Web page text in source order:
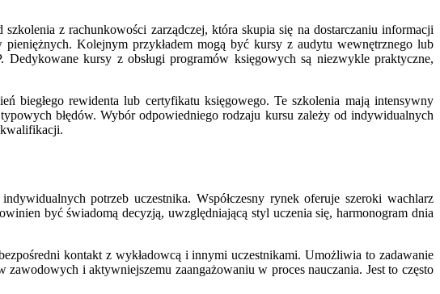
z rachunkowości zarządczej, która skupia się na dostarczaniu informacji
Kolejnym przykładem mogą być kursy z audytu wewnętrznego lub
kursy z obsługi programów księgowych są niezwykle praktyczne,
biegłego rewidenta lub certyfikatu księgowego. Te szkolenia mają intensywny
błędów. Wybór odpowiedniego rodzaju kursu zależy od indywidualnych
kwalifikacji.
potrzeb uczestnika. Współczesny rynek oferuje szeroki wachlarz
być świadomą decyzją, uwzględniającą styl uczenia się, harmonogram dnia
kontakt z wykładowcą i innymi uczestnikami. Umożliwia to zadawanie
i aktywniejszemu zaangażowaniu w proces nauczania. Jest to często